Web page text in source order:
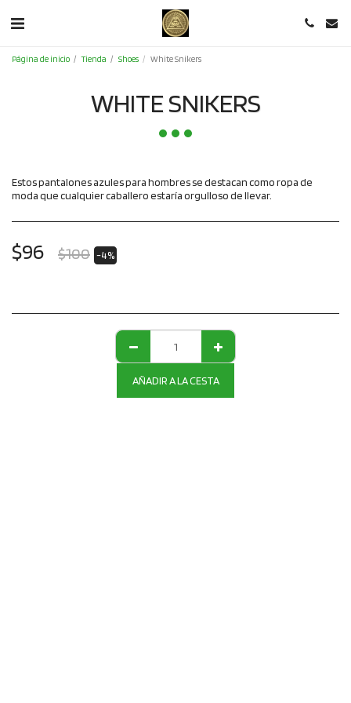
Página de inicio Tienda Shoes White Snikers
WHITE SNIKERS
Estos pantalones azules para hombres se destacan como ropa de
moda que cualquier caballero estaría orgulloso de llevar.
$96 $100 -4%
AÑADIR A LA CESTA